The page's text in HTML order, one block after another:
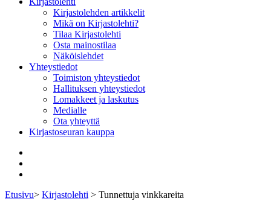
Kirjastolehden artikkelit
Mikä on Kirjastolehti?
Tilaa Kirjastolehti
Osta mainostilaa
Näköislehdet
Yhteystiedot
Toimiston yhteystiedot
Hallituksen yhteystiedot
Lomakkeet ja laskutus
Medialle
Ota yhteyttä
Kirjastoseuran kauppa
Etusivu> Kirjastolehti > Tunnettuja vinkkareita